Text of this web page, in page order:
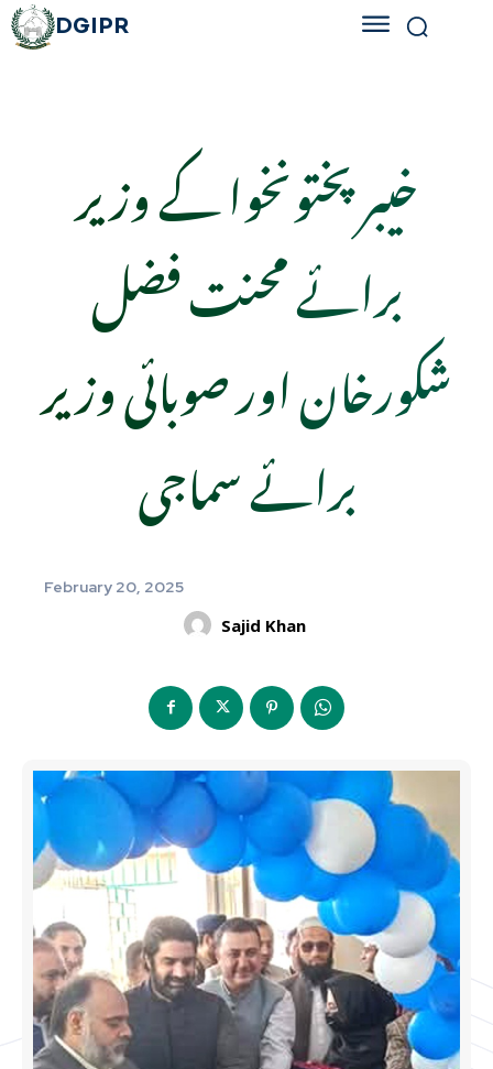
DGIPR
خیبر پختونخوا کے وزیر
برائے محنت فضل
شکورخان اور صوبائی وزیر
برائے سماجی
February 20, 2025
Sajid Khan